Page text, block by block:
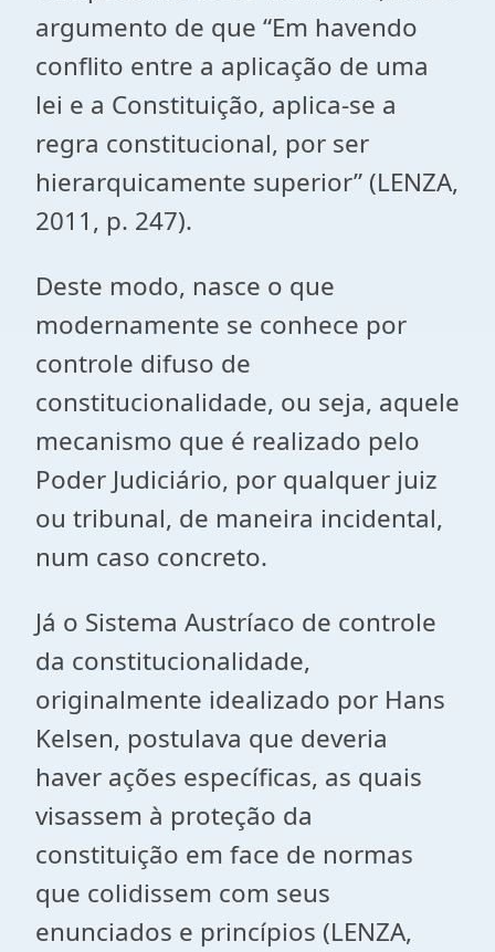
argumento de que “Em havendo
conflito entre a aplicação de uma
lei e a Constituição, aplica-se a
regra constitucional, por ser
hierarquicamente superior” (LENZA,
2011, p. 247).
Deste modo, nasce o que
modernamente se conhece por
controle difuso de
constitucionalidade, ou seja, aquele
mecanismo que é realizado pelo
Poder Judiciário, por qualquer juiz
ou tribunal, de maneira incidental,
num caso concreto.
Já o Sistema Austríaco de controle
da constitucionalidade,
originalmente idealizado por Hans
Kelsen, postulava que deveria
haver ações específicas, as quais
visassem à proteção da
constituição em face de normas
que colidissem com seus
enunciados e princípios (LENZA,